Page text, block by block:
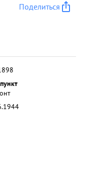
Поделиться